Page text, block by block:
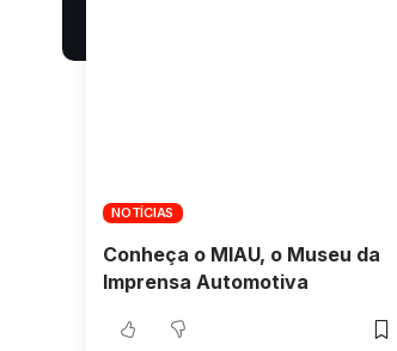
NOTÍCIAS
Conheça o MIAU, o Museu da
Imprensa Automotiva